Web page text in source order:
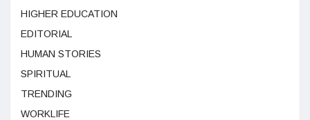
HIGHER EDUCATION
EDITORIAL
HUMAN STORIES
SPIRITUAL
TRENDING
WORKLIFE